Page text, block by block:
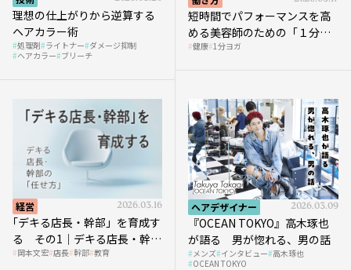
理想の仕上がりから逆算する
ヘアカラー術
処理剤 ライトナー ダメージ抑制
ヘアカラー ブリーチ
短時間でパフォーマンスを高
める美容師のための「１分ヨ
ガ」講座｜実践編
健康 1分ヨガ
経営 2026.03.16
｢デキる店長・幹部」を育成す
る その1｜デキる店長・幹部
の「任せ方」
岡本文宏 店長 幹部 教育
ヘアデザイナー 2026.03.09
『OCEAN TOKYO』高木琢也
が語る 男が惚れる、男の話
メンズ インタビュー 高木琢也
OCEAN TOKYO